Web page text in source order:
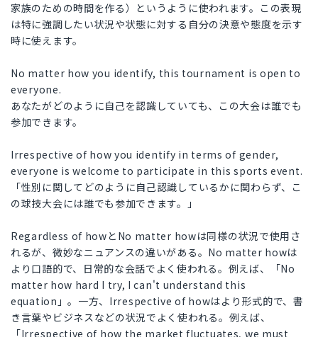
家族のための時間を作る）というように使われます。この表現
は特に強調したい状況や状態に対する自分の決意や態度を示す
時に使えます。
No matter how you identify, this tournament is open to
everyone.
あなたがどのように自己を認識していても、この大会は誰でも
参加できます。
Irrespective of how you identify in terms of gender,
everyone is welcome to participate in this sports event.
「性別に関してどのように自己認識しているかに関わらず、こ
の球技大会には誰でも参加できます。」
Regardless of howとNo matter howは同様の状況で使用さ
れるが、微妙なニュアンスの違いがある。No matter howは
より口語的で、日常的な会話でよく使われる。例えば、「No
matter how hard I try, I can't understand this
equation」。一方、Irrespective of howはより形式的で、書
き言葉やビジネスなどの状況でよく使われる。例えば、
「Irrespective of how the market fluctuates, we must